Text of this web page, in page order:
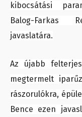
kibocsátási
Balog-Farkas
javaslatára.
Az újabb
megtermelt
rászorulókra,
Bence ezen